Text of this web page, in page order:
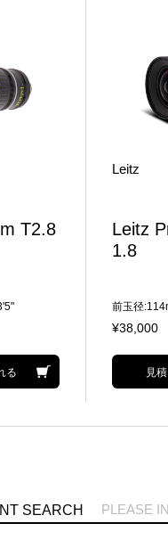
T2.8
る
Leitz
Leitz
1.8
前玉径
¥38,000
見
SEARCH